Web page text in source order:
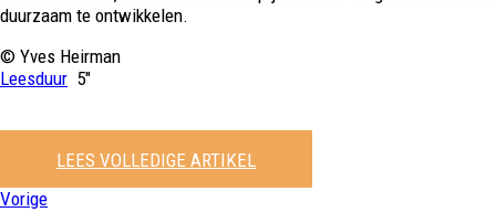
duurzaam te ontwikkelen.
© Yves Heirman
Leesduur 5″
LEES VOLLEDIGE ARTIKEL
Vorige